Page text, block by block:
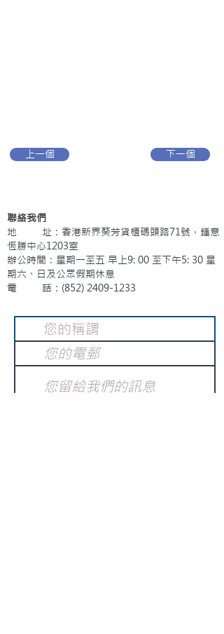
上一個 下一個
聯絡我們
地 址：香港新界葵芳貨櫃碼頭路71號，鍾意
恆勝中心1203室
辦公時間：星期一至五 早上9: 00 至下午5: 30 星
期六、日及公眾假期休息
電 話：(852) 2409-1233